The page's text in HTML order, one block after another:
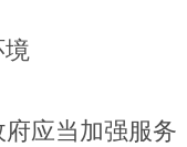
境
应当加强服务